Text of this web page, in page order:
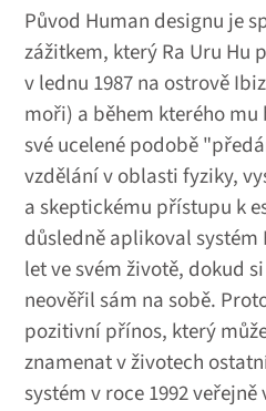
Původ Human designu je
zážitkem, který Ra Uru Hu
v lednu 1987 na ostrově
moři) a během kterého
své ucelené podobě
vzdělání v oblasti fyziky,
a skeptickému přístupu k
důsledně aplikoval
let ve svém životě, dokud
neověřil sám na sobě.
pozitivní přínos, který
znamenat v životech
systém v roce 1992